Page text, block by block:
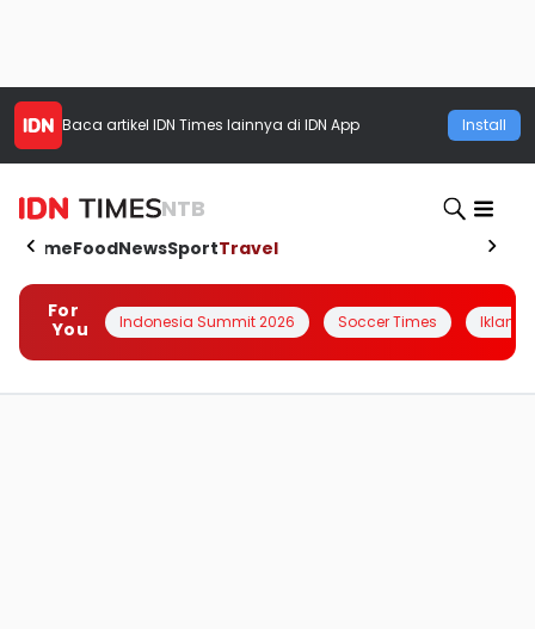
Baca artikel IDN Times lainnya di IDN App Install
NTB
HomeFoodNewsSportTravel
For
You
Indonesia Summit 2026 Soccer Times Iklanin